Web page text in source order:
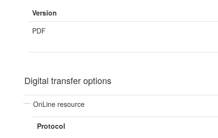
Version
PDF
Digital transfer options
OnLine resource
Protocol